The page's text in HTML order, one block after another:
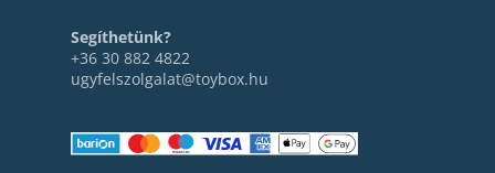
Segíthetünk?
+36 30 882 4822
ugyfelszolgalat@toybox.hu